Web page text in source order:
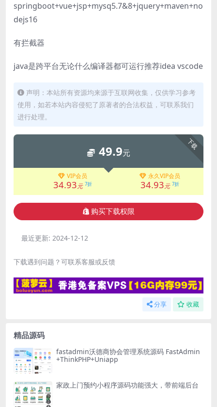
springboot+vue+jsp+mysq5.7&8+jquery+maven+no
dejs16
有拦截器
java是跨平台无论什么编译器都可运行推荐idea vscode
声明：本站所有资源均来源于互联网收集，仅供学习参考
使用，如若本站内容侵犯了原著者的合法权益，可联系我们
进行处理。
下载
49.9元
VIP会员
34.93元 7折
永久VIP会员
34.93元 7折
购买下载权限
最近更新: 2024-12-12
下载遇到问题？可联系客服或反馈
分享 收藏
精品源码
fastadmin沃德商协会管理系统源码 FastAdmin
+ThinkPHP+Uniapp
家政上门预约小程序源码功能强大，带前端后台